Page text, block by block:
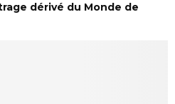
dérivé du Monde de